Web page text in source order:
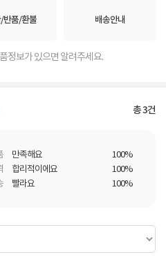
반품/환불 배송안내
정보가 있으면 알려주세요.
총3건
만족해요
100%
합리적이에요
100%
빨라요 100%